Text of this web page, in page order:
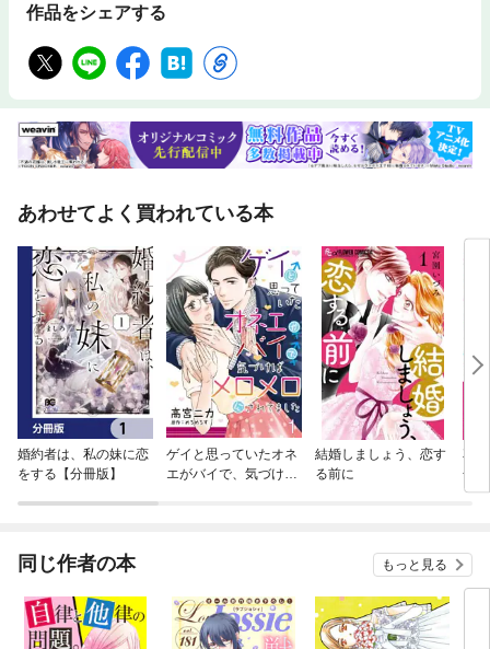
作品をシェアする
あわせてよく買われている本
婚約者は、私の妹に恋
をする【分冊版】
ゲイと思っていたオネ
エがバイで、気づけば
結婚しましょう、恋す
る前に
花
合
同じ作者の本 もっと見る